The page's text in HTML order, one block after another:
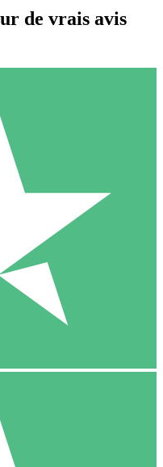
Individuels
de téléchargement. Sans
00
00
de vrais avis